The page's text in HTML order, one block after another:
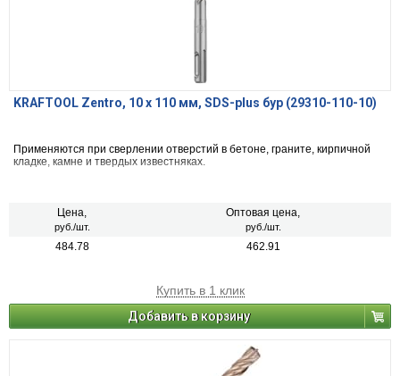
KRAFTOOL Zentro, 10 x 110 мм, SDS-plus бур (29310-110-10)
Применяются при сверлении отверстий в бетоне, граните, кирпичной
кладке, камне и твердых известняках.
Цена,
руб./шт.
Оптовая цена,
руб./шт.
484.78 462.91
Купить в 1 клик
Добавить в корзину